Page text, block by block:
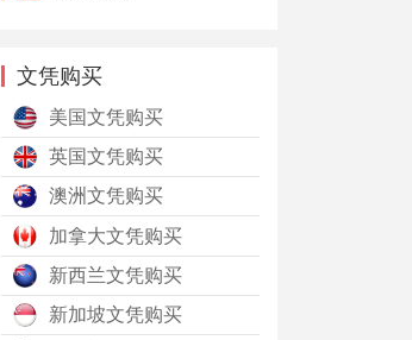
文凭购买
美国文凭购买
英国文凭购买
澳洲文凭购买
加拿大文凭购买
新西兰文凭购买
新加坡文凭购买